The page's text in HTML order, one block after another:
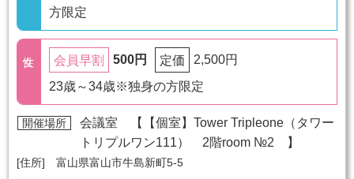
方限定
会員早割 500円 定価
2,500円
23歳～34歳※独身の方限定
開催場所 会議室 【
【個室】Tower Tripleone（タワー
トリプルワン111） 2階room №2
】
[住所] 富山県富山市牛島新町5-5